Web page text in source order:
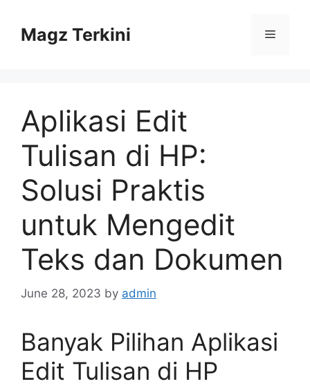
contentMagz Terkini Menu
Aplikasi Edit
Tulisan di HP:
Solusi Praktis
untuk Mengedit
Teks dan Dokumen
June 28, 2023 by admin
Banyak Pilihan Aplikasi
Edit Tulisan di HP